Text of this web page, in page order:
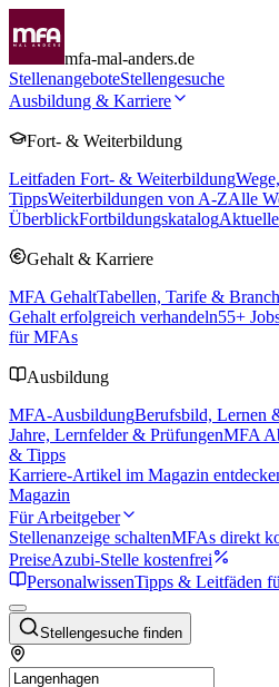
mfa-mal-anders.de
StellenangeboteStellengesuche
Ausbildung & Karriere
Fort- & Weiterbildung
Leitfaden Fort- & Weiterbildung
TippsWeiterbildungen von A-ZAlle
ÜberblickFortbildungskatalog
Gehalt & Karriere
MFA GehaltTabellen, Tarife &
Gehalt erfolgreich verhandeln55+
für MFAs
Ausbildung
MFA-AusbildungBerufsbild, Lernen
Jahre, Lernfelder & PrüfungenMFA
& Tipps
Karriere-Artikel im Magazin
Magazin
Für Arbeitgeber
Stellenanzeige schaltenMFAs direkt
PreiseAzubi-Stelle kostenfrei
PersonalwissenTipps & Leitfäden
Stellengesuche finden